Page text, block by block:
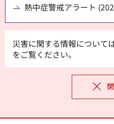
熱中症警戒アラート
災害に関する情報については
をご覧ください。